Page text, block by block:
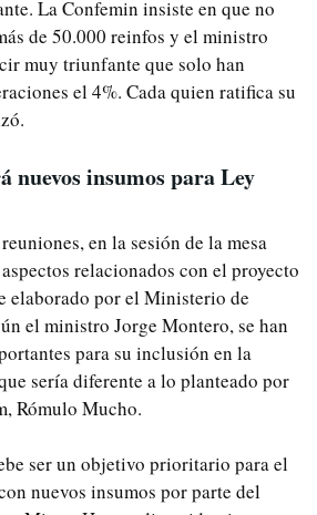
La Confemin insiste en que no
de 50.000 reinfos y el ministro
muy triunfante que solo han
el 4%. Cada quien ratifica su
nuevos insumos para Ley
en la sesión de la mesa
relacionados con el proyecto
elaborado por el Ministerio de
el ministro Jorge Montero, se han
para su inclusión en la
sería diferente a lo planteado por
Rómulo Mucho.
ser un objetivo prioritario para el
nuevos insumos por parte del